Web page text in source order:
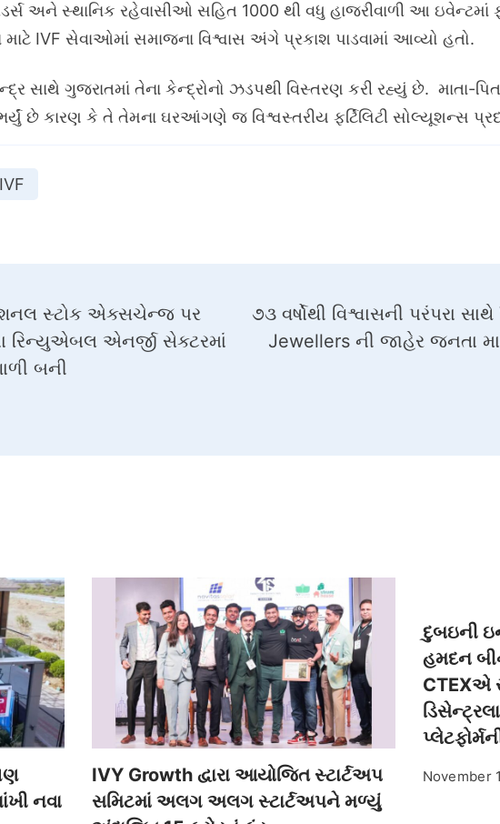
અને સ્થાનિક રહેવાસીઓ સહિત 1000 થી વધુ હાજરીવાળી આ ઇવેન્ટમાં
IVF સેવાઓમાં સમાજના વિશ્વાસ અંગે પ્રકાશ પાડવામાં આવ્યો હતો.
સાથે ગુજરાતમાં તેના કેન્દ્રોનો ઝડપથી વિસ્તરણ કરી રહ્યું છે. માતા-
છે કારણ કે તે તેમના ઘરઆંગણે જ વિશ્વસ્તરીય ફર્ટિલિટી સોલ્યૂશન્સ
સ્ટોક એક્સચેન્જ પર
રિન્યુએબલ એનર્જી સેક્ટરમાં
બની
૭૩ વર્ષોથી વિશ્વાસની પરંપરા
Jewellers ની જાહેર જનતા
નવા
IVY Growth દ્વારા આયોજિત સ્ટાર્ટઅપ
સમિટમાં અલગ અલગ સ્ટાર્ટઅપને મળ્યું
દુબઇની
હમદન
CTEXએ
November